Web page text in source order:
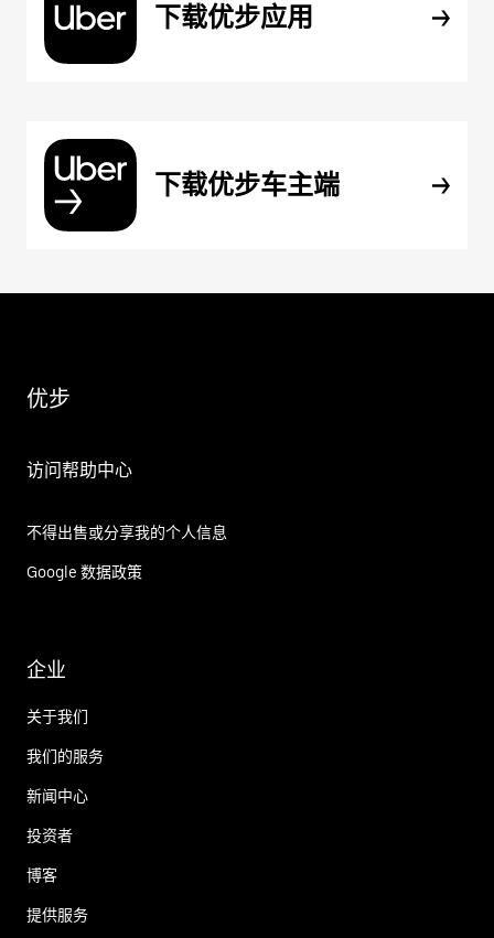
下载优步应用
下载优步车主端
优步
访问帮助中心
不得出售或分享我的个人信息
Google 数据政策
企业
关于我们
我们的服务
新闻中心
投资者
博客
提供服务